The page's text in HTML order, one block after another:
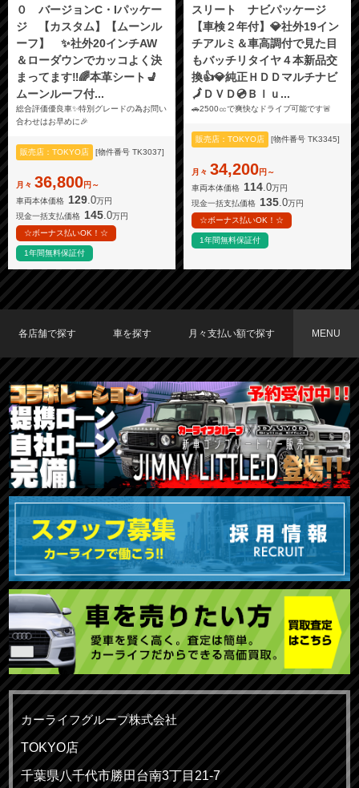
０ バージョンC・Iパッケー
ジ 【カスタム】【ムーンル
ーフ】 ✨社外20インチAW
＆ローダウンでカッコよく決
まってます‼️🌈本革シート💺
ムーンルーフ付...
総合評価優良車✨特別グレードの為お問い
合わせはお早めに🎉
販売店：TOKYO店 [物件番号 TK3037]
月々 36,800円～
車両本体価格 129.0万円
現金一括支払価格 145 .0万円
☆ボーナス払いOK！☆
1年間無料保証付
スリート ナビパッケージ
【車検２年付】💎社外19イン
チアルミ＆車高調付で見た目
もバッチリタイヤ４本新品交
換👍💎純正ＨＤＤマルチナビ
🗾ＤＶＤ💿Ｂｌｕ...
🚗2500㏄で爽快なドライブ可能です🚨
販売店：TOKYO店 [物件番号 TK3345]
月々 34,200円～
車両本体価格 114.0万円
現金一括支払価格 135 .0万円
☆ボーナス払いOK！☆
1年間無料保証付
各店舗で探す
TOKYO店在庫車両
大阪店在庫車両
福岡店在庫車両
車を探す
車種で探す
メーカーで探す
月々支払い額で探す
〜19,999円
20,000円〜29,999円
30,000円〜39,999円
40,000円〜49,999円
50,000円〜
MENU
カーライフグループ株式会社
TOKYO店
千葉県八千代市勝田台南3丁目21-7